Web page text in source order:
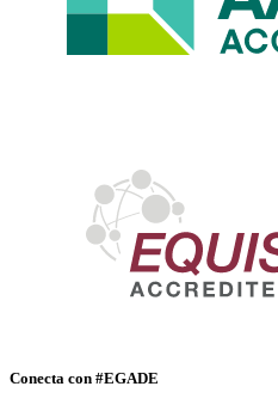
Conecta con #EGADE